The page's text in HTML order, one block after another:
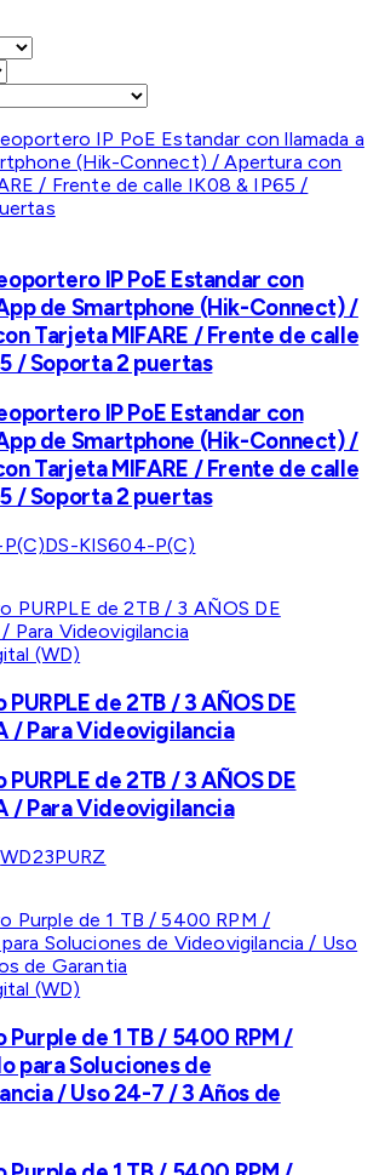
IP PoE Estandar con
de Smartphone (Hik-Connect) /
Tarjeta MIFARE / Frente de calle
/ Soporta 2 puertas
IP PoE Estandar con
de Smartphone (Hik-Connect) /
Tarjeta MIFARE / Frente de calle
/ Soporta 2 puertas
DS-KIS604-P(C)
(WD)
de 2TB / 3 AÑOS DE
/ Para Videovigilancia
de 2TB / 3 AÑOS DE
/ Para Videovigilancia
WD23PURZ
(WD)
Purple de 1 TB / 5400 RPM /
para Soluciones de
/ Uso 24-7 / 3 Años de